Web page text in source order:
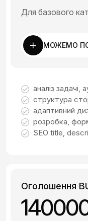
Для базового
МОЖЕМО
аналіз задачі,
структура
адаптивний
розробка,
SEO title,
Оголошення